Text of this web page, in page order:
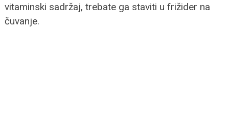
vitaminski sadržaj, trebate ga staviti u frižider na
čuvanje.